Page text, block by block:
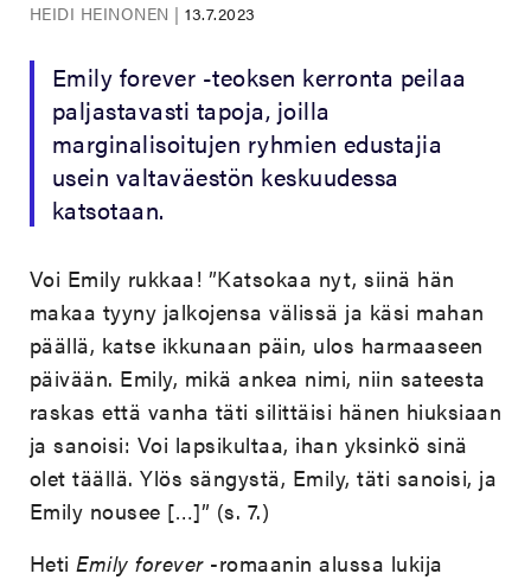
HEIDI HEINONEN |13.7.2023
Emily forever -teoksen kerronta peilaa
paljastavasti tapoja, joilla
marginalisoitujen ryhmien edustajia
usein valtaväestön keskuudessa
katsotaan.
Voi Emily rukkaa! ”Katsokaa nyt, siinä hän
makaa tyyny jalkojensa välissä ja käsi mahan
päällä, katse ikkunaan päin, ulos harmaaseen
päivään. Emily, mikä ankea nimi, niin sateesta
raskas että vanha täti silittäisi hänen hiuksiaan
ja sanoisi: Voi lapsikultaa, ihan yksinkö sinä
olet täällä. Ylös sängystä, Emily, täti sanoisi, ja
Emily nousee […]” (s. 7.)
HetiEmily forever-romaanin alussa lukija